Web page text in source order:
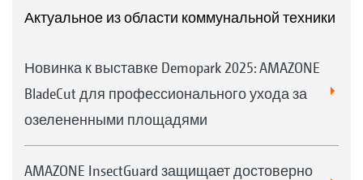
Актуальное из области коммунальной техники
Новинка к выставке Demopark 2025: AMAZONE
BladeCut для профессионального ухода за
озелененными площадями
AMAZONE InsectGuard защищает достоверно